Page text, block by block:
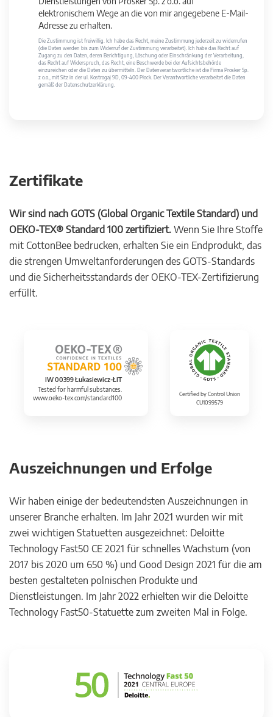
elektronischem Wege an die von mir angegebene E-Mail-
Adresse zu erhalten.
Die Zustimmung ist freiwillig. Ich habe das Recht, meine Zustimmung jederzeit zu widerrufen
(die Daten werden bis zum Widerruf der Zustimmung verarbeitet). Ich habe das Recht auf
Zugang zu den Daten, deren Berichtigung, Löschung oder Einschränkung der Verarbeitung,
das Recht auf Widerspruch, das Recht, eine Beschwerde bei der Aufsichtsbehörde
einzureichen oder die Daten zu übermitteln. Der Datenverantwortliche ist die Firma Prosker Sp.
z o.o., mit Sitz in der ul. Kostrogaj 9D, 09-400 Płock. Der Verantwortliche verarbeitet die Daten
gemäß der Datenschutzerklärung.
Zertifikate
Wir sind nach GOTS (Global Organic Textile Standard) und
OEKO-TEX® Standard 100 zertifiziert. Wenn Sie Ihre Stoffe
mit CottonBee bedrucken, erhalten Sie ein Endprodukt, das
die strengen Umweltanforderungen des GOTS-Standards
und die Sicherheitsstandards der OEKO-TEX-Zertifizierung
erfüllt.
IW 00399 Łukasiewicz-ŁIT
Tested for harmful substances.
www.oeko-tex.com/standard100
Certified by Control Union
CU1099579
Auszeichnungen und Erfolge
Wir haben einige der bedeutendsten Auszeichnungen in
unserer Branche erhalten. Im Jahr 2021 wurden wir mit
zwei wichtigen Statuetten ausgezeichnet: Deloitte
Technology Fast50 CE 2021 für schnelles Wachstum (von
2017 bis 2020 um 650 %) und Good Design 2021 für die am
besten gestalteten polnischen Produkte und
Dienstleistungen. Im Jahr 2022 erhielten wir die Deloitte
Technology Fast50-Statuette zum zweiten Mal in Folge.